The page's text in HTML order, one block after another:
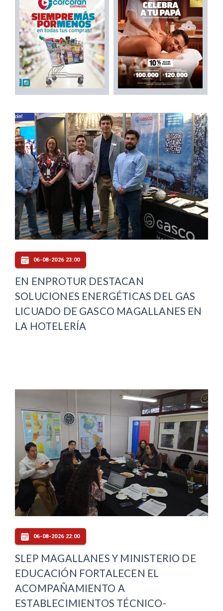
06-08-2026 23:00
EN ENPROTUR DESTACAN
SOLUCIONES ENERGÉTICAS DEL GAS
LICUADO DE GASCO MAGALLANES EN
LA HOTELERÍA
06-08-2026 22:00
SLEP MAGALLANES Y MINISTERIO DE
EDUCACIÓN FORTALECEN EL
ACOMPAÑAMIENTO A
ESTABLECIMIENTOS TÉCNICO-